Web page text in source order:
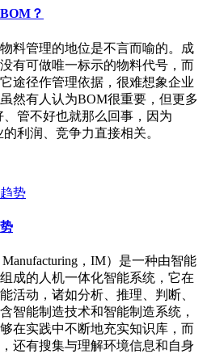
？
料管理的地位是不言而喻的。成
有可做唯一标示的物料代号，而
途径作管理依据，很难想象企业
然有人认为BOM很重要，但更多
管不好也就那么回事，因为
利润、竞争力直接相关。
，IM）是一种由智能
成的人机一体化智能系统，它在
活动，诸如分析、推理、判断、
智能制造技术和智能制造系统，
在实践中不断地充实知识库，而
还有搜集与理解环境信息和自身